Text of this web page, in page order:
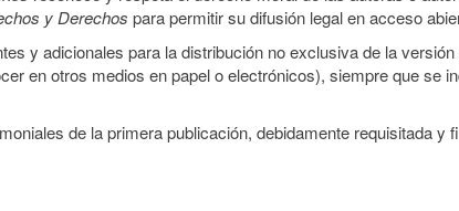
y Derechos para permitir su difusión legal en acceso
y adicionales para la distribución no exclusiva de la
en otros medios en papel o electrónicos), siempre que se
de la primera publicación, debidamente requisitada y